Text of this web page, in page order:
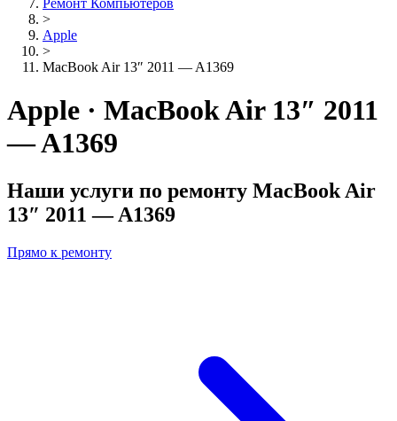
Ремонт Компьютеров
>
Apple
>
MacBook Air 13″ 2011 — A1369
Apple · MacBook Air 13″ 2011
— A1369
Наши услуги по ремонту MacBook Air
13″ 2011 — A1369
Прямо к ремонту